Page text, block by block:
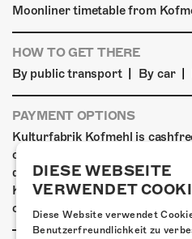
Moonliner timetable from
HOW TO GET THERE
By public transport
By car
PAYMENT OPTIONS
Kulturfabrik Kofmehl is
common debit & credit cards
do not have a digital means of
Kofmehl wallet in the form of a
outside the box office and top
DIESE WEBSEITE
VERWENDET
Diese Website verwendet
Benutzerfreundlichkeit zu